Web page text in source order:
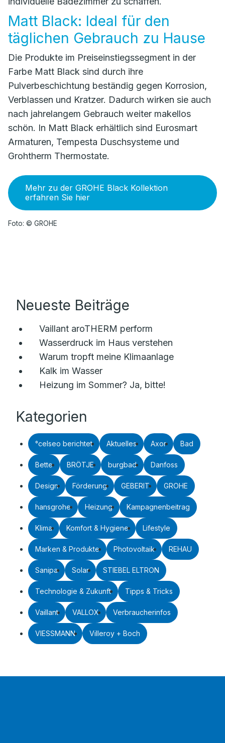
Matt Black: Ideal für den
täglichen Gebrauch zu Hause
Die Produkte im Preiseinstiegssegment in der
Farbe Matt Black sind durch ihre
Pulverbeschichtung beständig gegen Korrosion,
Verblassen und Kratzer. Dadurch wirken sie auch
nach jahrelangem Gebrauch weiter makellos
schön. In Matt Black erhältlich sind Eurosmart
Armaturen, Tempesta Duschsysteme und
Grohtherm Thermostate.
Mehr zu der GROHE Black Kollektion
erfahren Sie hier
Foto: © GROHE
Neueste Beiträge
Vaillant aroTHERM perform
Wasserdruck im Haus verstehen
Warum tropft meine Klimaanlage
Kalk im Wasser
Heizung im Sommer? Ja, bitte!
Kategorien
°celseo berichtet Aktuelles Axor Bad
Bette BRÖTJE burgbad Danfoss
Design Förderung GEBERIT GROHE
hansgrohe Heizung Kampagnenbeitrag
Klima Komfort & Hygiene Lifestyle
Marken & Produkte Photovoltaik REHAU
Sanipa Solar STIEBEL ELTRON
Technologie & Zukunft Tipps & Tricks
Vaillant VALLOX Verbraucherinfos
VIESSMANN Villeroy + Boch